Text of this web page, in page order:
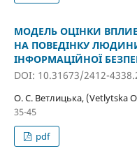
МОДЕЛЬ ОЦІНКИ
НА ПОВЕДІНКУ ЛЮДИНИ
ІНФОРМАЦІЙНОЇ
DOI: 10.31673/2412-
О. С. Ветлицька, (Vetlytska
35-45
pdf